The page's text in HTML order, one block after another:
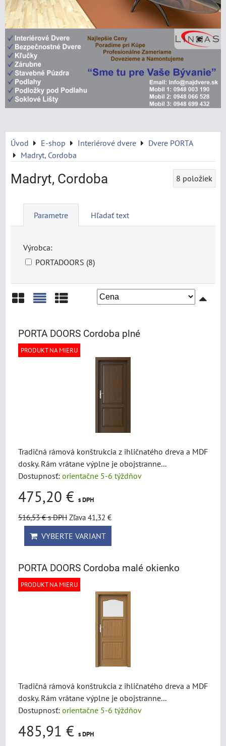
Úvod E-shop Interiérové dvere
Dvere PORTA
Madryt, Cordoba
Madryt, Cordoba 8 položiek
Parametre Hľadať text
Výrobca:
PORTADOORS (8)
PORTA DOORS Cordoba plné
PRODUKT NA MIERU
Tradičná rámová konštrukcia z ihličnatého dreva a MDF
dosky. Rám vrátane výplne je obojstranne...
Dostupnosť: orientačne 5-6 týždňov
475,20 € s DPH
516,53 €s DPH Zľava 41,32 €
VYBERTE VARIANT
PORTA DOORS Cordoba malé okienko
PRODUKT NA MIERU
Tradičná rámová konštrukcia z ihličnatého dreva a MDF
dosky. Rám vrátane výplne je obojstranne...
Dostupnosť: orientačne 5-6 týždňov
485,91 € s DPH